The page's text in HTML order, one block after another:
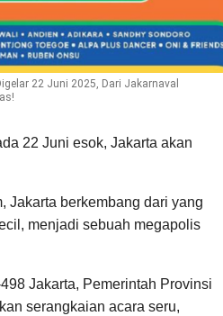
22 Juni 2025, Dari Jakarnaval
22 Juni esok, Jakarta akan
Jakarta berkembang dari yang
menjadi sebuah megapolis
Jakarta, Pemerintah Provinsi
serangkaian acara seru,